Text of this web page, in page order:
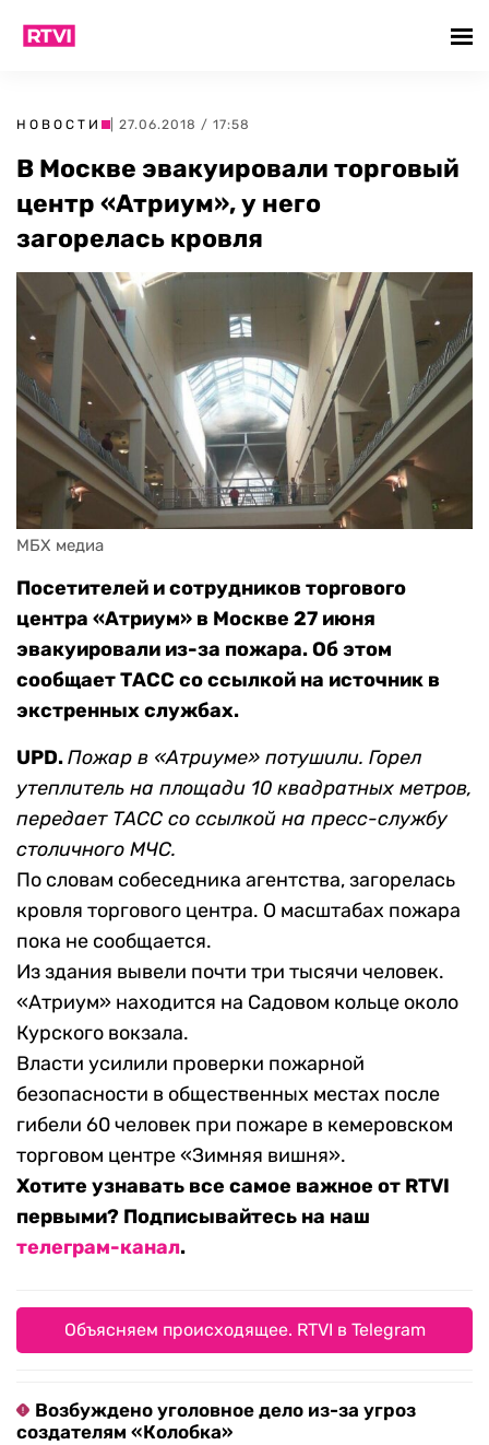
НОВОСТИ | 27.06.2018 / 17:58
В Москве эвакуировали торговый
центр «Атриум», у него
загорелась кровля
МБХ медиа
Посетителей и сотрудников торгового
центра «Атриум» в Москве 27 июня
эвакуировали из-за пожара. Об этом
сообщает ТАСС со ссылкой на источник в
экстренных службах.
UPD.Пожар в «Атриуме» потушили. Горел
утеплитель на площади 10 квадратных метров,
передает ТАСС со ссылкой на пресс-службу
столичного МЧС.
По словам собеседника агентства, загорелась
кровля торгового центра. О масштабах пожара
пока не сообщается.
Из здания вывели почти три тысячи человек.
«Атриум» находится на Садовом кольце около
Курского вокзала.
Власти усилили проверки пожарной
безопасности в общественных местах после
гибели 60 человек при пожаре в кемеровском
торговом центре «Зимняя вишня».
Хотите узнавать все самое важное от RTVI
первыми? Подписывайтесь на наш
телеграм-канал.
Объясняем происходящее. RTVI в Telegram
Возбуждено уголовное дело из-за угроз
создателям «Колобка»